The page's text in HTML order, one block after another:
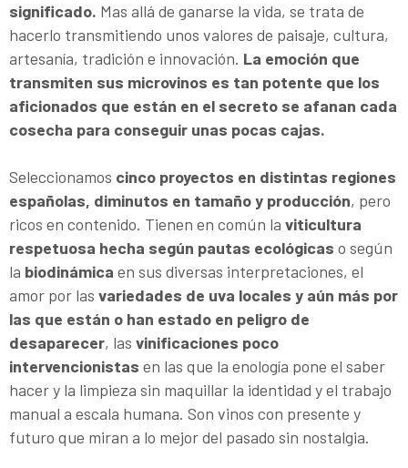
significado. Mas allá de ganarse la vida, se trata de
hacerlo transmitiendo unos valores de paisaje, cultura,
artesanía, tradición e innovación. La emoción que
transmiten sus microvinos es tan potente que los
aficionados que están en el secreto se afanan cada
cosecha para conseguir unas pocas cajas.
Seleccionamos cinco proyectos en distintas regiones
españolas, diminutos en tamaño y producción, pero
ricos en contenido. Tienen en común la viticultura
respetuosa hecha según pautas ecológicas o según
la biodinámica en sus diversas interpretaciones, el
amor por las variedades de uva locales y aún más por
las que están o han estado en peligro de
desaparecer, las vinificaciones poco
intervencionistas en las que la enología pone el saber
hacer y la limpieza sin maquillar la identidad y el trabajo
manual a escala humana. Son vinos con presente y
futuro que miran a lo mejor del pasado sin nostalgia.